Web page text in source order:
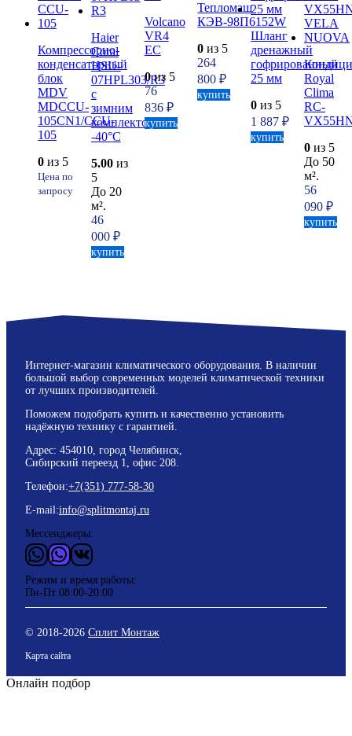
Компрессорно-
конденсаторный
блок
MDV
MDCCU-
105CN1/CCU-
105
0 из 5
Цена по
запросу
Haier
Coral
HSU-
07HPL303/R3
с
зимним
комплектом
-40°C
5.00из
5
До 20
м².
46
000 ₽
купить
Volcano
VR4
ЕС
0из 5
76
836 ₽
купить
Тепломаш
КЭВ-98П6152W
0 из 5
264
800₽
купить
Шланг
дренажный
гофрированный
25 мм
0 из 5
1 887₽
купить
Royal
Clima
RC-
0из 5
До 50
м².
56
090 ₽
купить
Интернет-магазин климатического оборудования. В наличии
большой выбор современных моделей климатической техники
от лучших производителей.
Поможем подобрать купить и качественно установить
надёжную технику с гарантией.
Адрес: 454010, город Челябинск,
Сибирский переезд 1, офис 208.
Телефон:+7(351) 777-58-30
E-mail:info@splitmontaj.ru
Мессенджеры:
WhatsApp
ViderВКонтакте
Режим и время работы:
Пн-Пт 08:00-20:00
© 2018-2026 Сплит Монтаж
Карта сайта
Онлайн подбор